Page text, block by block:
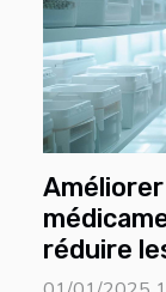
réduire